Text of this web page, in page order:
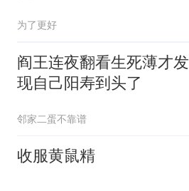
为了更好
阎王连夜翻看生死薄才发
现自己阳寿到头了
邻家二蛋不靠谱
收服黄鼠精